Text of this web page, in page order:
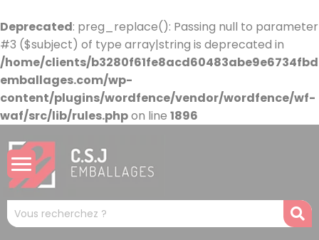
Deprecated: preg_replace(): Passing null to parameter
#3 ($subject) of type array|string is deprecated in
/home/clients/
emballages.com/wp-
content/plugins/wordfence/vendor/wordfence/wf-
waf/src/lib/rules.phpon line 1896
Mots
clés